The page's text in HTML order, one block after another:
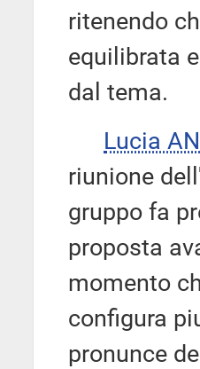
ritenendo
equilibrata
dal tema.
Lucia
riunione
gruppo fa
proposta
momento
configura
pronunce